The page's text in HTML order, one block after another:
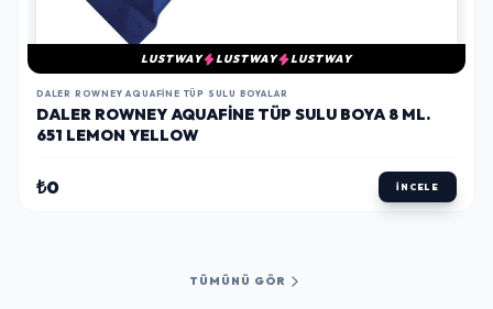
LUSTWAY LUSTWAY LUSTWAY
DALER ROWNEY AQUAFINE TÜP SULU BOYALAR
DALER ROWNEY AQUAFINE TÜP SULU BOYA 8 ML.
651 LEMON YELLOW
₺0 İNCELE
TÜMÜNÜ GÖR